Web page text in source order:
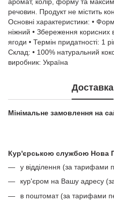
речовин. Продукт не містить
Основні характеристики: •
ніжний • Збереження корисних
ягоди • Термін придатності: 1
Склад: • 100% натуральний
виробник: Україна
Доставка
Мінімальне замовлення на
Кур'єрською службою Нова
у відділення (за тарифами
кур'єром на Вашу адресу
в поштомат (за тарифами